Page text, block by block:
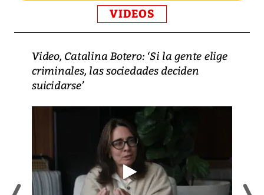
VIDEOS
Video, Catalina Botero: ‘Si la gente elige
criminales, las sociedades deciden
suicidarse’